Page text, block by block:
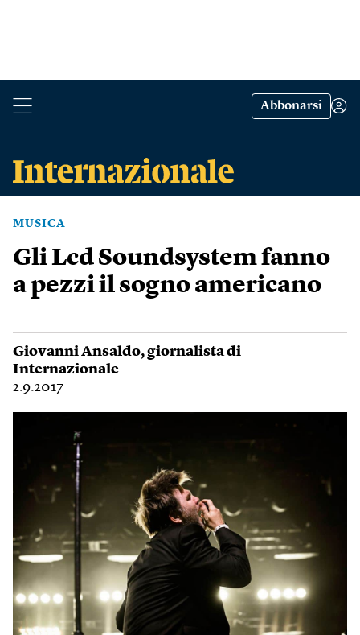
Abbonarsi
MUSICA
Gli Lcd Soundsystem fanno
a pezzi il sogno americano
Giovanni Ansaldo, giornalista di
Internazionale
2.9.2017